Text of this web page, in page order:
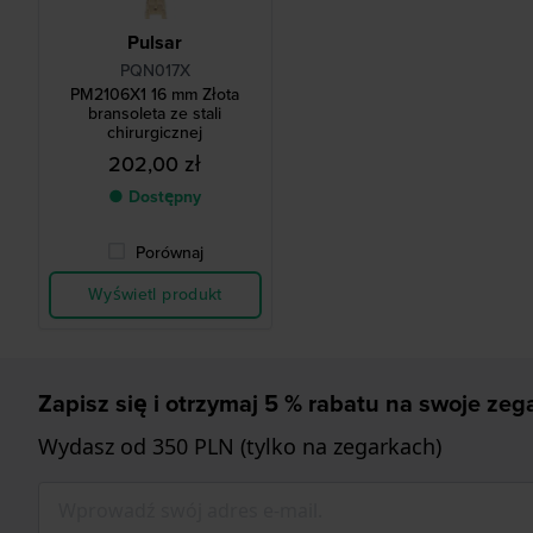
Pulsar
PQN017X
PM2106X1 16 mm Złota
bransoleta ze stali
chirurgicznej
202,00 zł
● Dostępny
Porównaj
Wyświetl produkt
Zapisz się i otrzymaj 5 % rabatu na swoje
Wydasz od 350 PLN (tylko na zegarkach)